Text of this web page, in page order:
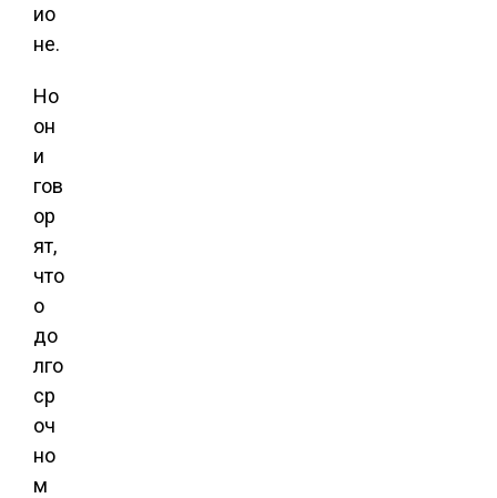
ио
не.
Но
он
и
гов
ор
ят,
что
о
до
лго
ср
оч
но
м